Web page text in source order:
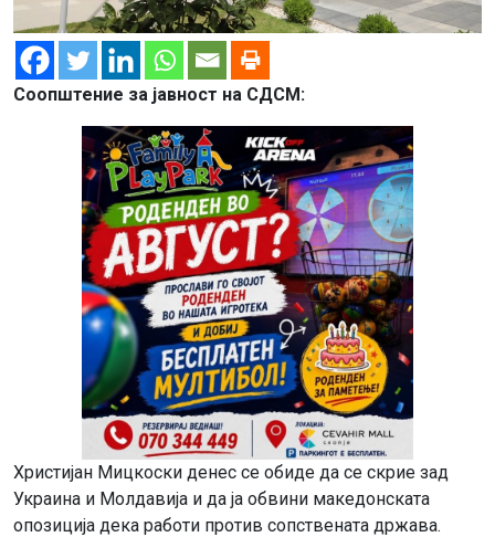
Соопштение за јавност на СДСМ:
Христијан Мицкоски денес се обиде да се скрие зад
Украина и Молдавија и да ја обвини македонската
опозиција дека работи против сопствената држава.